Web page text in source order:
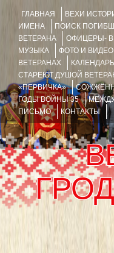
ГЛАВНАЯ ВЕХИ
ИМЕНА
ПОИСК
ВЕТЕРАНА
ОФИЦЕРЫ-
МУЗЫКА
ФОТО И
ВЕТЕРАНАХ
СТАРЕЮТ ДУШОЙ
«ПЕРВИЧКА»
ГОДЫ ВОЙНЫ 35
ПИСЬМО
КОНТАКТЫ